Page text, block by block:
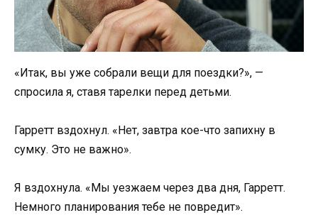
«Итак, вы уже собрали вещи для поездки?», —
спросила я, ставя тарелки перед детьми.
Гарретт вздохнул. «Нет, завтра кое-что запихну в
сумку. Это не важно».
Я вздохнула. «Мы уезжаем через два дня, Гарретт.
Немного планирования тебе не повредит».